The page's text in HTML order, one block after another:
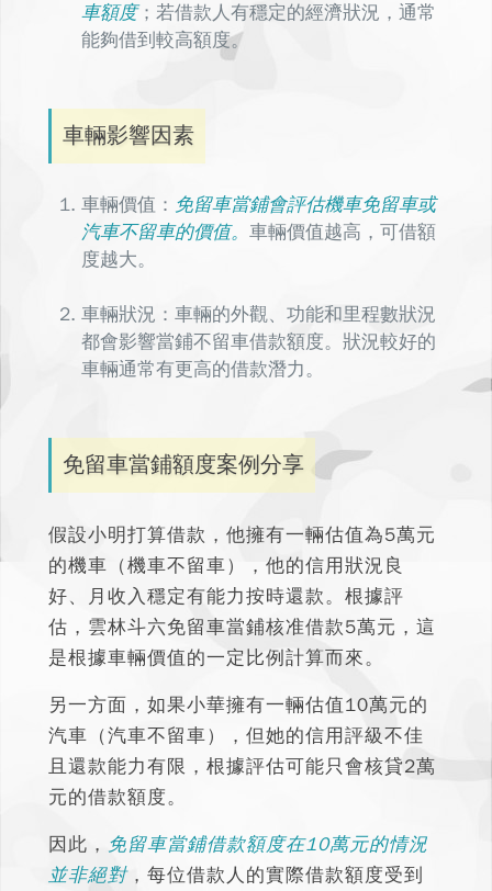
車額度；若借款人有穩定的經濟狀況，通常
能夠借到較高額度。
車輛影響因素
車輛價值： 免留車當鋪會評估機車免留車或
汽車不留車的價值。車輛價值越高，可借額
度越大。
車輛狀況：車輛的外觀、功能和里程數狀況
都會影響當鋪不留車借款額度。狀況較好的
車輛通常有更高的借款潛力。
免留車當鋪額度案例分享
假設小明打算借款，他擁有一輛估值為5萬元
的機車（機車不留車），他的信用狀況良
好、月收入穩定有能力按時還款。根據評
估，雲林斗六免留車當鋪核准借款5萬元，這
是根據車輛價值的一定比例計算而來。
另一方面，如果小華擁有一輛估值10萬元的
汽車（汽車不留車），但她的信用評級不佳
且還款能力有限，根據評估可能只會核貸2萬
元的借款額度。
因此，免留車當鋪借款額度在10萬元的情況
並非絕對，每位借款人的實際借款額度受到